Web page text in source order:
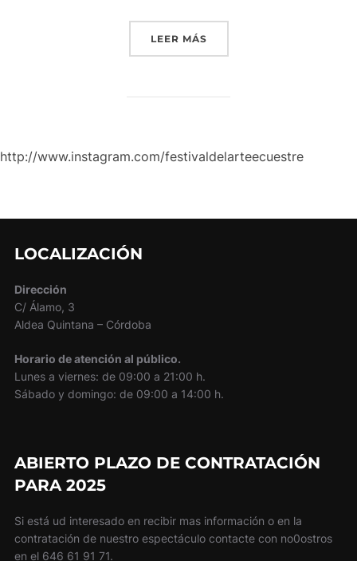
LEER MÁS«ESPECTACULO
http://www.instagram.com/festivaldelarteecuestre
LOCALIZACIÓN
Dirección
C/ Álamo, 3
Aldea Quintana – Córdoba
Horario de atención al público.
Lunes a viernes: de 09:00 a 21:00 h.
Sábado y domingo: de 09:00 a 14:00 h.
ABIERTO PLAZO DE CONTRATACIÓN
PARA 2025
Si está ud interesado en recibir mas información o en la
contratación de nuestro espectáculo contacte con no0ostros
en el 646 61 91 71.